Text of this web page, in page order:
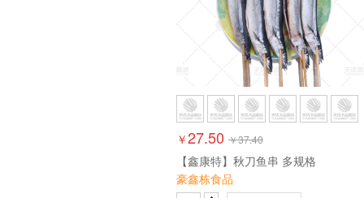
￥27.50 ￥37.40
【鑫康特】秋刀鱼串 多规格
豪鑫栋食品